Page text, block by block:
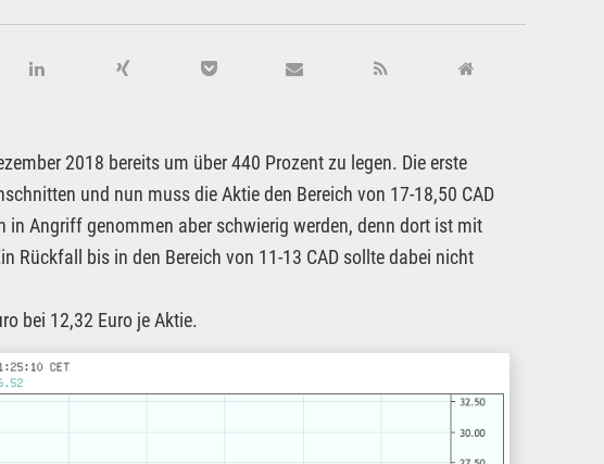
2018 bereits um über 440 Prozent zu legen. Die erste
und nun muss die Aktie den Bereich von 17-18,50 CAD
in Angriff genommen aber schwierig werden, denn dort ist mit
Rückfall bis in den Bereich von 11-13 CAD sollte dabei nicht
bei 12,32 Euro je Aktie.